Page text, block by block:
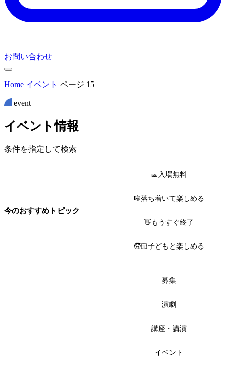
お問い合わせ
Home イベント ページ 15
event
イベン ト情報
条件を指定して検索
今のおすすめトピック
🎫入場無料
🎼落ち着いて楽しめる
👋もうすぐ終了
🧒🏻子どもと楽しめる
募集
演劇
講座・講演
イベント